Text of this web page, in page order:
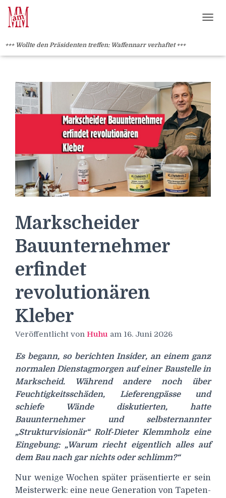
Weiterlesen" />
+++ Wollte den Präsidenten treffen: Waffennarr verhaftet +++
Markscheider
Bauunternehmer
erfindet
revolutionären
Kleber
Veröffentlicht von Huhu am 16. Juni 2026
Es begann, so berichten Insider, an einem ganz
normalen Dienstagmorgen auf einer Baustelle in
Markscheid. Während andere noch über
Feuchtigkeitsschäden, Lieferengpässe und
schiefe Wände diskutierten, hatte
Bauunternehmer und selbsternannter
„Strukturvisionär“ Rolf-Dieter Klemmholz eine
Eingebung: „Warum riecht eigentlich alles auf
dem Bau nach gar nichts oder schlimm?“
Nur wenige Wochen später präsentierte er sein
Meisterwerk: eine neue Generation von Tapeten-